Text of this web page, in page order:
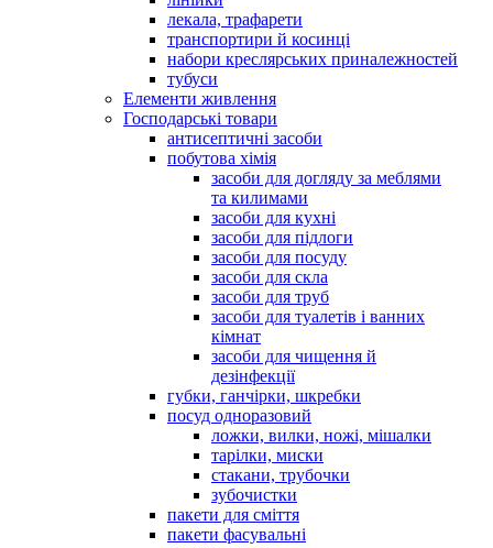
лекала, трафарети
транспортири й косинці
набори креслярських приналежностей
тубуси
Елементи живлення
Господарські товари
антисептичні засоби
побутова хімія
засоби для догляду за меблями
та килимами
засоби для кухні
засоби для підлоги
засоби для посуду
засоби для скла
засоби для труб
засоби для туалетів і ванних
кімнат
засоби для чищення й
дезінфекції
губки, ганчірки, шкребки
посуд одноразовий
ложки, вилки, ножі, мішалки
тарілки, миски
стакани, трубочки
зубочистки
пакети для сміття
пакети фасувальні